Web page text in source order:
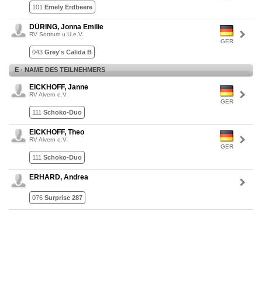
101 Emely Erdbeere
GER
DÜRING, Jonna Emilie
RV Sottrum u.U.e.V.
043 Grey's Calida B
E - NAME DES TEILNEHMERS
GER
EICKHOFF, Janne
RV Alvern e.V.
111 Schoko-Duo
GER
EICKHOFF, Theo
RV Alvern e.V.
111 Schoko-Duo
ERHARD, Andrea
076 Surprise 287